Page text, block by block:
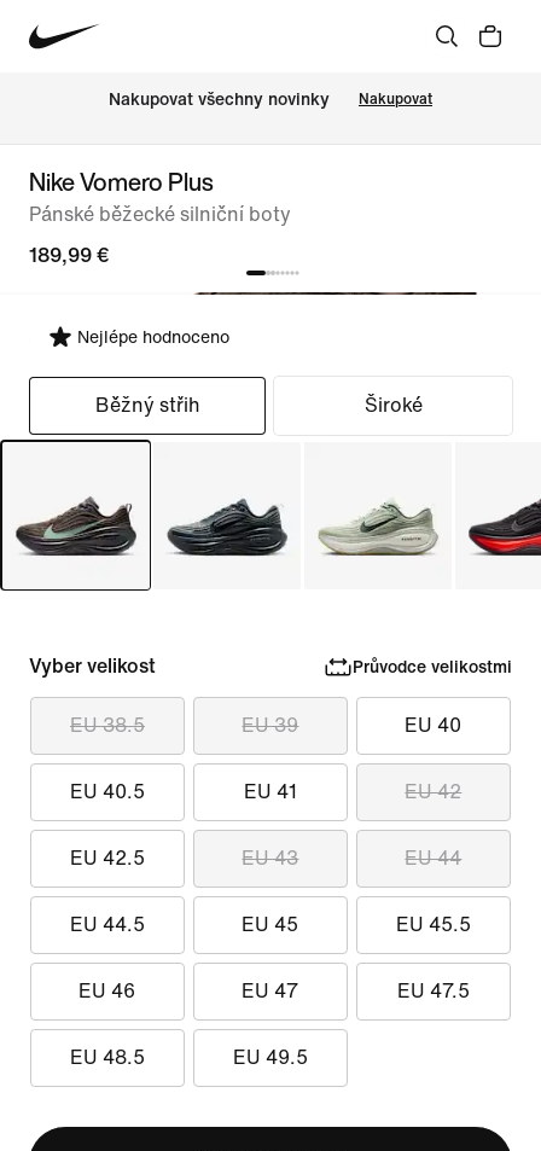
Nakupovat všechny novinky Nakupovat
Nike Vomero Plus
Pánské běžecké silniční boty
189,99 €
Nejlépe hodnoceno
Vybrat střih
Běžný střih Široké
Vyber velikost Průvodce velikostmi
EU 38.5 EU 39 EU 40
EU 40.5 EU 41 EU 42
EU 42.5 EU 43 EU 44
EU 44.5 EU 45 EU 45.5
EU 46 EU 47 EU 47.5
EU 48.5 EU 49.5